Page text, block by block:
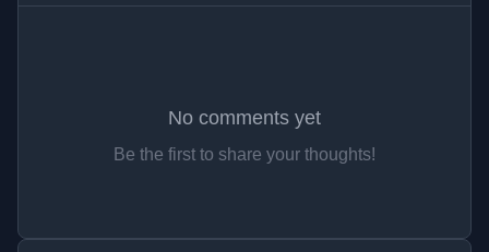
No comments yet
Be the first to share your thoughts!